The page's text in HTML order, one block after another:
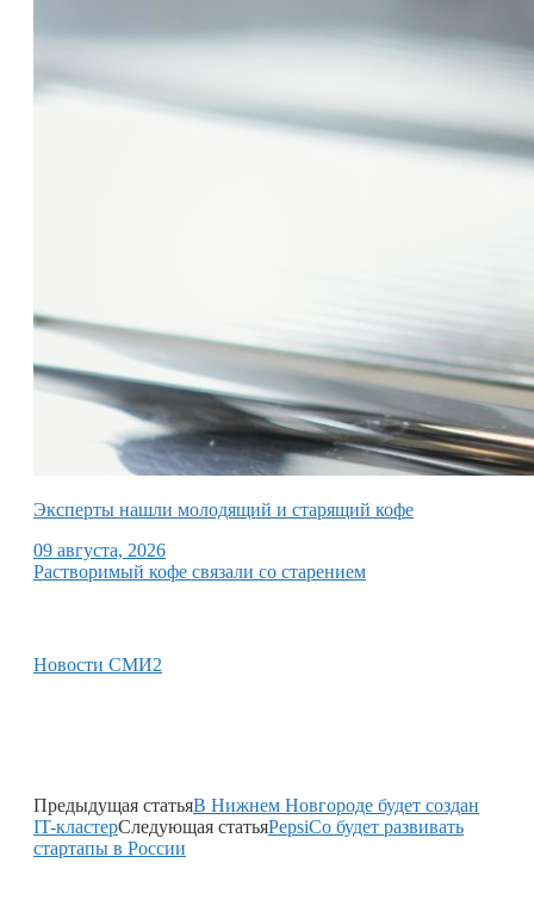
Эксперты нашли молодящий и старящий кофе
09 августа, 2026
Растворимый кофе связали со старением
Новости СМИ2
Предыдущая статьяВ Нижнем Новгороде будет создан
IT-кластерСледующая статьяPepsiCo будет развивать
стартапы в России